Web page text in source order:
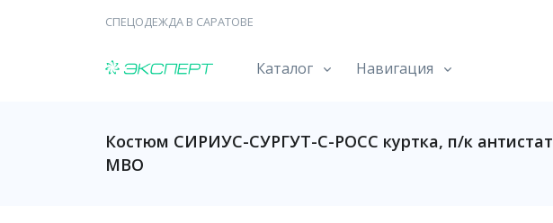
СПЕЦОДЕЖДА В САРАТОВЕ
Каталог Навигация
Костюм СИРИУС-СУРГУТ-С-РОСС куртка, п/к антистат
МВО